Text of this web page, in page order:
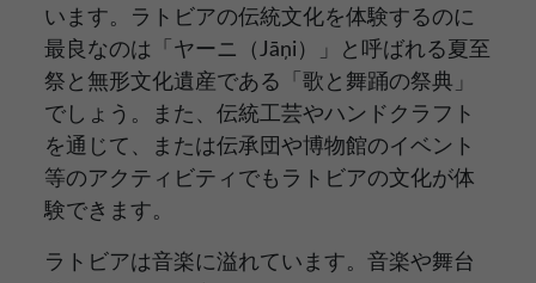
います。ラトビアの伝統文化を体験するのに
最良なのは「ヤーニ（Jāņi）」と呼ばれる夏至
祭と無形文化遺産である「歌と舞踊の祭典」
でしょう。また、伝統工芸やハンドクラフト
を通じて、または伝承団や博物館のイベント
等のアクティビティでもラトビアの文化が体
験できます。
ラトビアは音楽に溢れています。音楽や舞台